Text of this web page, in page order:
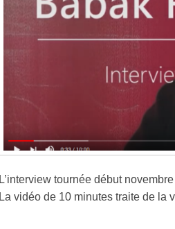
L’interview tournée début
La vidéo de 10 minutes traite de la